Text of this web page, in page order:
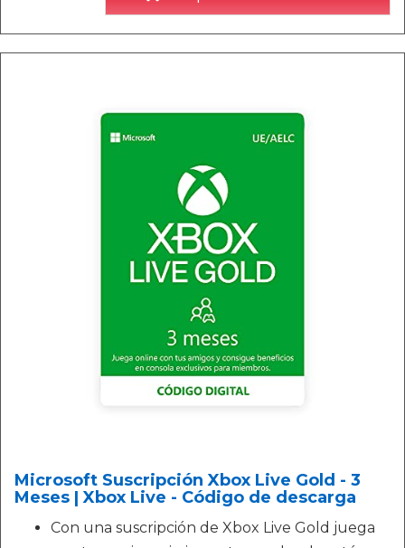
Microsoft Suscripción Xbox Live Gold - 3
Meses | Xbox Live - Código de descarga
Con una suscripción de Xbox Live Gold juega